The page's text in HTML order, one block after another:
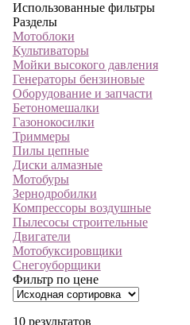
Использованные фильтры
Разделы
Мотоблоки
Культиваторы
Мойки высокого давления
Генераторы бензиновые
Оборудование и запчасти
Бетономешалки
Газонокосилки
Триммеры
Пилы цепные
Диски алмазные
Мотобуры
Зернодробилки
Компрессоры воздушные
Пылесосы строительные
Двигатели
Мотобуксировщики
Снегоуборщики
Фильтр по цене
10 результатов